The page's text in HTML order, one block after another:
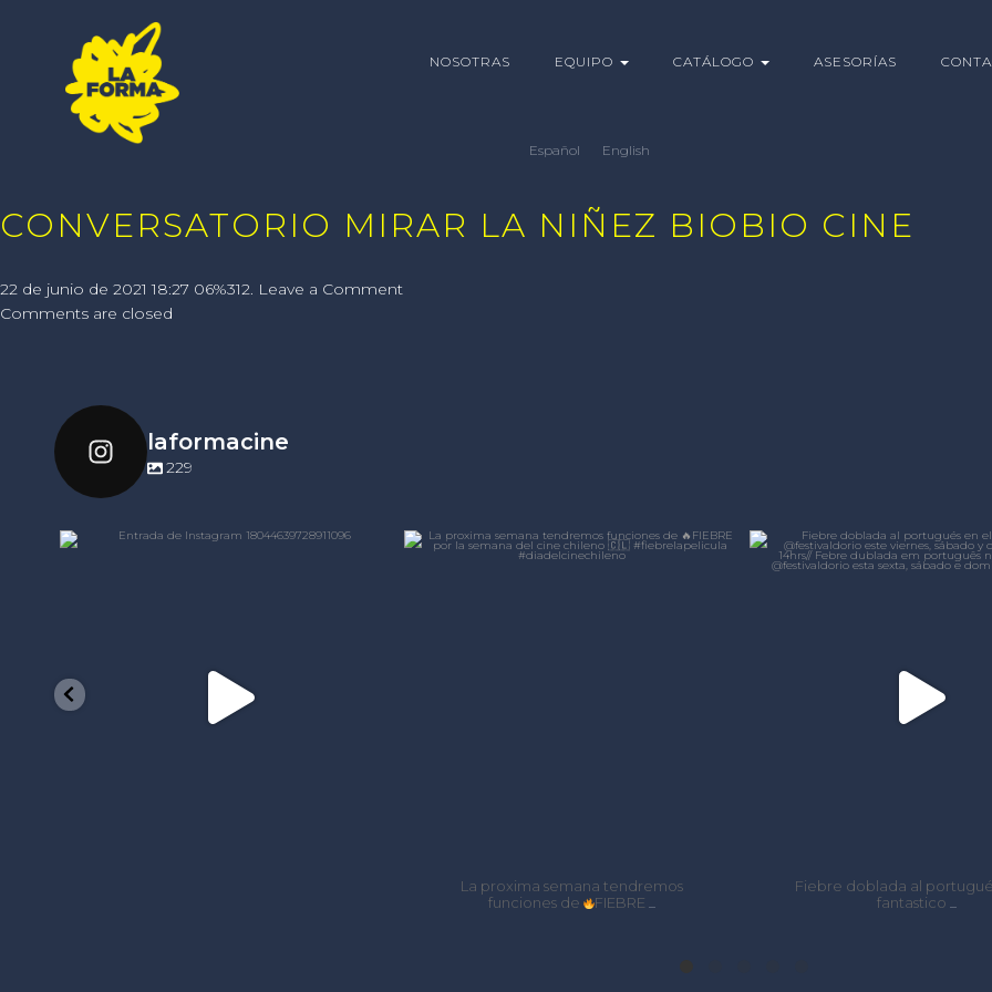
NOSOTRAS EQUIPO CATÁLOGO ASESORÍAS
Español English
CONVERSATORIO MIRAR LA NIÑEZ BIOBIO CINE
22 de junio de 2021 18:27 06%312. Leave a Comment
Comments are closed
laformacine
229
laformacine
Fiebre doblada al portugués en el
fantastico ...
Oct 10
Nem o nome é Nino.
(pronto estreno